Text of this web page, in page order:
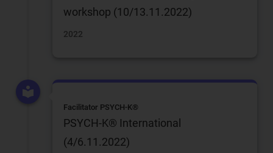
workshop (10/13.11.2022)
2022
Facilitator PSYCH-K®
PSYCH-K® International
(4/6.11.2022)